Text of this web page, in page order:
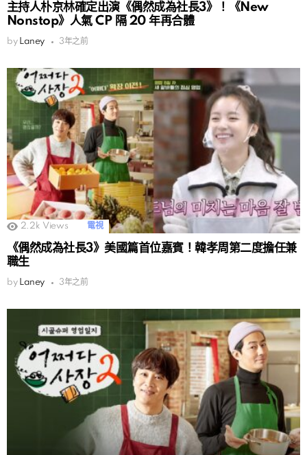
主持人朴京林確定出演《偶然成為社長3》！《New
Nonstop》人氣 CP 隔 20 年再合體
by Laney 3年之前
2.2k Views 電視
《偶然成為社長3》美國篇首位嘉賓！韓孝周第二度擔任兼
職生
by Laney 3年之前